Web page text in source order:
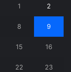
1 2
8 9
15 16
22 23